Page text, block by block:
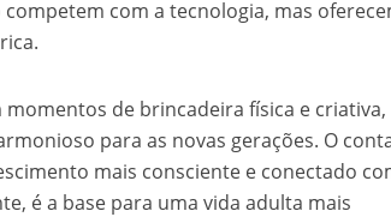
com a tecnologia, mas
de brincadeira física e criativa,
para as novas gerações. O
mais consciente e conectado
é a base para uma vida adulta mais